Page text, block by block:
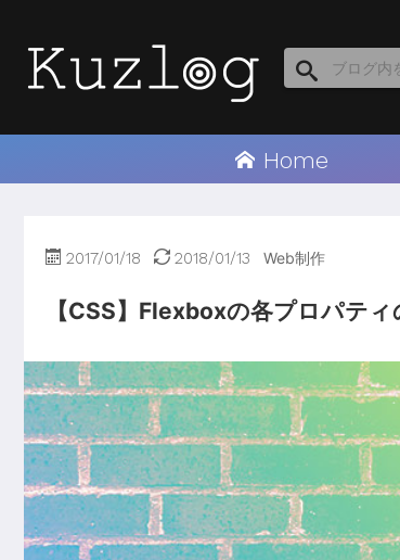
Home
2017/01/18 2018/01/13 Web制作
【CSS】Flexboxの各プロパテ